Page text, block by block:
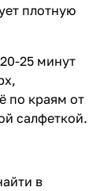
плотную
25 минут
по краям от
салфеткой.
в